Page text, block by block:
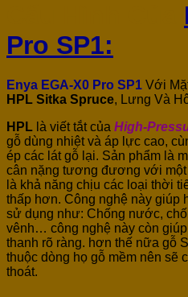
Pro SP1:
Enya EGA-X0 Pro SP1 Với
HPL Sitka Spruce, Lưng Và
HPL là viết tắt của High-
gỗ dùng nhiệt và áp lực cao,
ép các lát gỗ lại. Sản phẩm là
cân nặng tương đương với
là khả năng chịu các loại thời
thấp hơn. Công nghệ này giúp
sử dụng như: Chống nước,
vênh… công nghệ này còn
thanh rõ ràng. hơn thế nữa gỗ
thuộc dòng họ gỗ mềm nên sẽ
thoát.